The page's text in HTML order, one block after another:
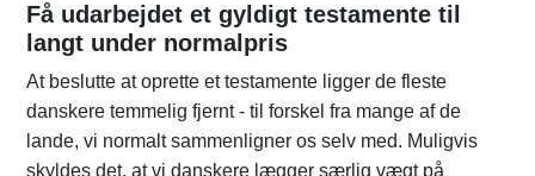
Få udarbejdet et gyldigt testamente til
langt under normalpris
At beslutte at oprette et testamente ligger de fleste
danskere temmelig fjernt - til forskel fra mange af de
lande, vi normalt sammenligner os selv med. Muligvis
skyldes det, at vi danskere lægger særlig vægt på